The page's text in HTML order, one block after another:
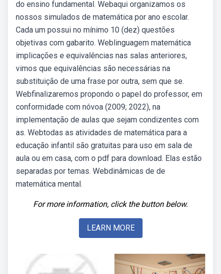
do ensino fundamental. Webaqui organizamos os
nossos simulados de matemática por ano escolar.
Cada um possui no mínimo 10 (dez) questões
objetivas com gabarito. Weblinguagem matemática
implicações e equivalências nas salas anteriores,
vimos que equivalências são necessárias na
substituição de uma frase por outra, sem que se.
Webfinalizaremos propondo o papel do professor, em
conformidade com nóvoa (2009; 2022), na
implementação de aulas que sejam condizentes com
as. Webtodas as atividades de matemática para a
educação infantil são gratuitas para uso em sala de
aula ou em casa, com o pdf para download. Elas estão
separadas por temas. Webdinâmicas de de
matemática mental.
For more information, click the button below.
LEARN MORE